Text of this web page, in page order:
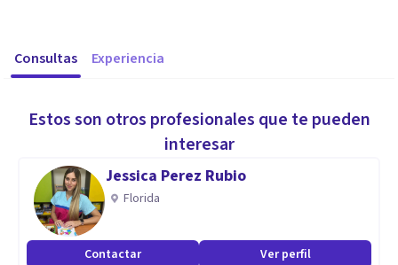
Consultas Experiencia
Estos son otros profesionales que te pueden
interesar
Jessica Perez Rubio
Florida
Contactar Ver perfil